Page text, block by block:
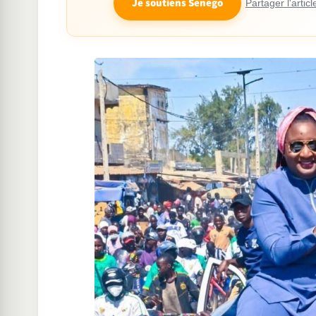
Je soutiens Senego Partager